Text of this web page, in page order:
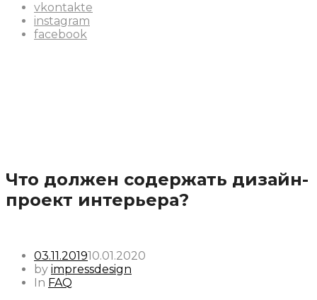
vkontakte
instagram
facebook
Что должен содержать дизайн-
проект интерьера?
03.11.201910.01.2020
by impressdesign
In FAQ